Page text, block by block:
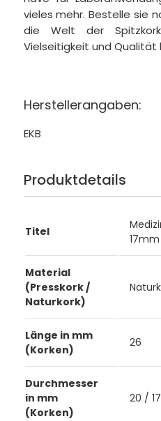
vieles mehr. Bestelle sie
die Welt der
Vielseitigkeit und Qualität
Herstellerangaben:
EKB
Produktdetails
Titel
17mm
Material
(Presskork /
Naturkork)
Länge in mm
(Korken)
26
Durchmesser
in mm
(Korken)
20 / 17